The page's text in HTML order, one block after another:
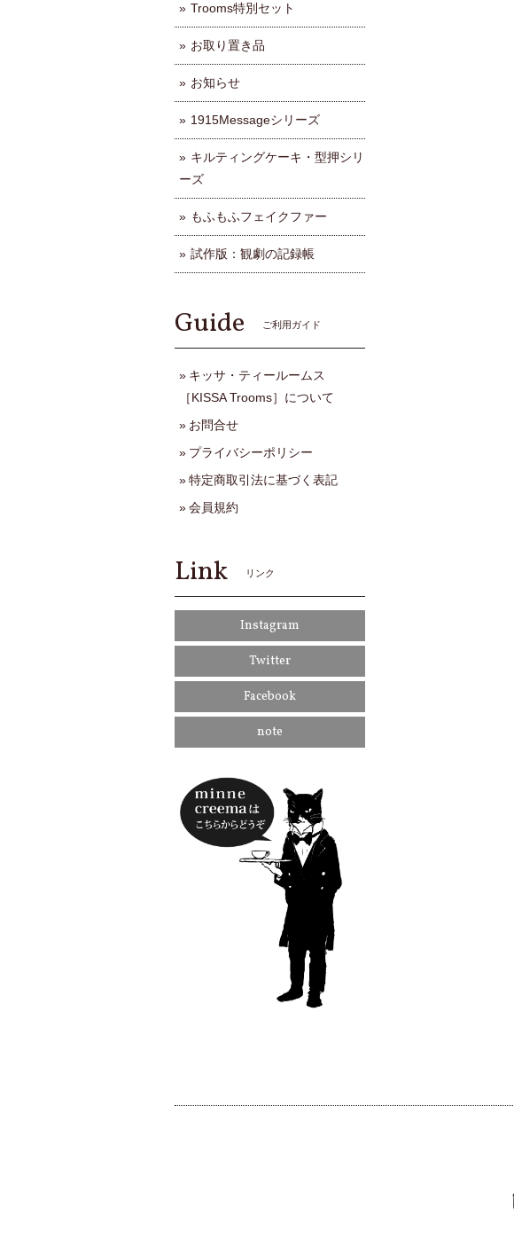
Trooms特別セット
お取り置き品
お知らせ
1915Messageシリーズ
キルティングケーキ・型押シリ
ーズ
もふもふフェイクファー
試作版：観劇の記録帳
Guide ご利用ガイド
キッサ・ティールームス
［KISSA Trooms］について
お問合せ
プライバシーポリシー
特定商取引法に基づく表記
会員規約
Link リンク
Instagram
Twitter
Facebook
note